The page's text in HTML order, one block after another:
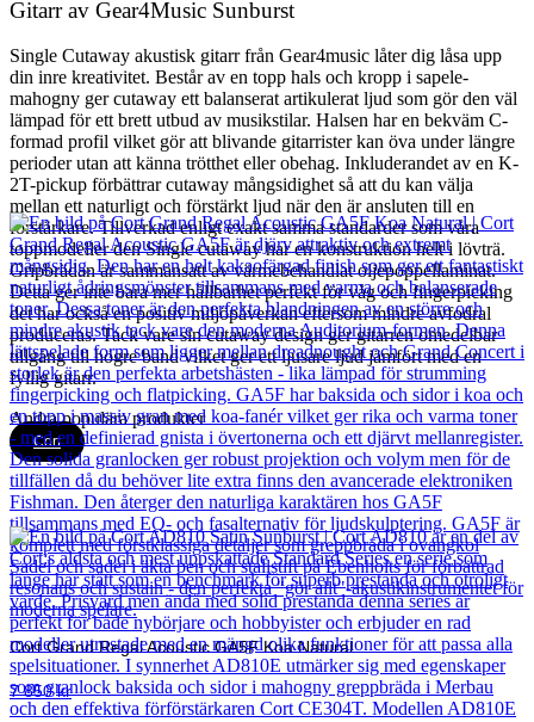
Gitarr av Gear4Music Sunburst
Single Cutaway akustisk gitarr från Gear4music låter dig låsa upp
din inre kreativitet. Består av en topp hals och kropp i sapele-
mahogny ger cutaway ett balanserat artikulerat ljud som gör den väl
lämpad för ett brett utbud av musikstilar. Halsen har en bekväm C-
formad profil vilket gör att blivande gitarrister kan öva under längre
perioder utan att känna trötthet eller obehag. Inkluderandet av en K-
2T-pickup förbättrar cutaway mångsidighet så att du kan välja
mellan ett naturligt och förstärkt ljud när den är ansluten till en
förstärkare. Tillverkad enligt exakt samma standarder som våra
toppmodeller den Single cutaway har en konstruktion helt i lövträ.
Gripbrädan är sammansatt av värmebehandlat oljepoppellaminat.
Detta ger inte bara mer hållbarhet perfekt för våg och fingerpicking
det har också en positiv miljöpåverkan eftersom mindre avfodral
produceras. Tack vare sin cutaway design ger gitarren omedelbar
tillgång till högre band vilket ger ett ljusare ljud jämfört med en
fyllig gitarr.
Andra populära produkter
Cort
Cort Grand Regal Acoustic GA5F Koa Natural
7 850kr